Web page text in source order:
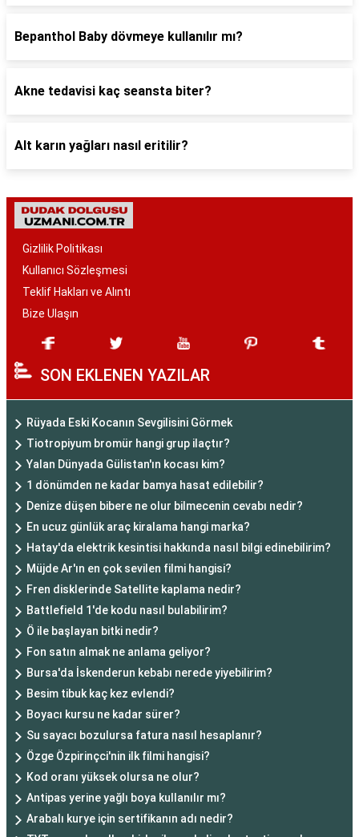
Bepanthol Baby dövmeye kullanılır mı?
Akne tedavisi kaç seansta biter?
Alt karın yağları nasıl eritilir?
Gizlilik Politikası
Kullanıcı Sözleşmesi
Teklif Hakları ve Alıntı
Bize Ulaşın
SON EKLENEN YAZILAR
Rüyada Eski Kocanın Sevgilisini Görmek
Tiotropiyum bromür hangi grup ilaçtır?
Yalan Dünyada Gülistan'ın kocası kim?
1 dönümden ne kadar bamya hasat edilebilir?
Denize düşen bibere ne olur bilmecenin cevabı nedir?
En ucuz günlük araç kiralama hangi marka?
Hatay'da elektrik kesintisi hakkında nasıl bilgi edinebilirim?
Müjde Ar'ın en çok sevilen filmi hangisi?
Fren disklerinde Satellite kaplama nedir?
Battlefield 1'de kodu nasıl bulabilirim?
Ö ile başlayan bitki nedir?
Fon satın almak ne anlama geliyor?
Bursa'da İskenderun kebabı nerede yiyebilirim?
Besim tibuk kaç kez evlendi?
Boyacı kursu ne kadar sürer?
Su sayacı bozulursa fatura nasıl hesaplanır?
Özge Özpirinçci'nin ilk filmi hangisi?
Kod oranı yüksek olursa ne olur?
Antipas yerine yağlı boya kullanılır mı?
Arabalı kurye için sertifikanın adı nedir?